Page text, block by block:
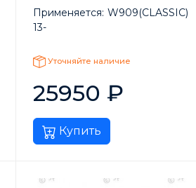
Применяется: W909(CLASSIC)
13-
Уточняйте наличие
25950 ₽
Купить